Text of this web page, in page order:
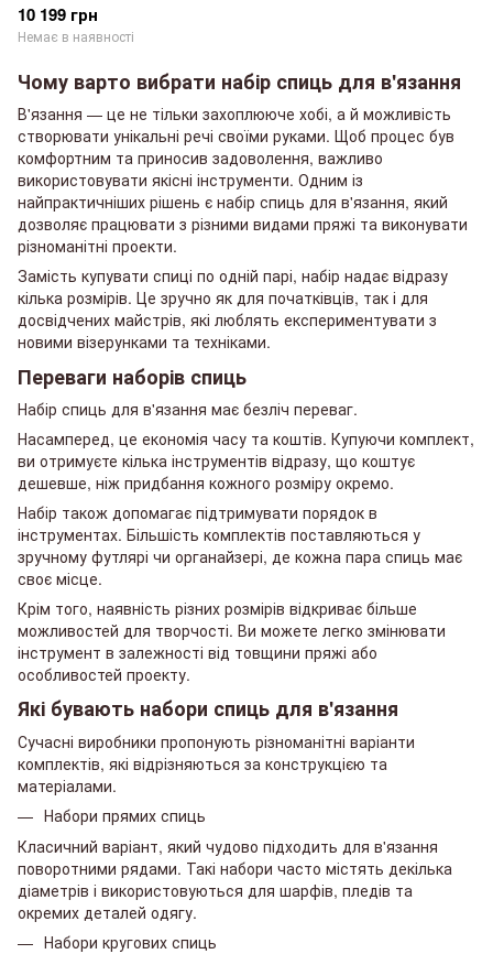
10 199 грн
Немає в наявності
Чому варто вибрати набір спиць для в'язання
В'язання — це не тільки захоплююче хобі, а й можливість
створювати унікальні речі своїми руками. Щоб процес був
комфортним та приносив задоволення, важливо
використовувати якісні інструменти. Одним із
найпрактичніших рішень є набір спиць для в'язання, який
дозволяє працювати з різними видами пряжі та виконувати
різноманітні проекти.
Замість купувати спиці по одній парі, набір надає відразу
кілька розмірів. Це зручно як для початківців, так і для
досвідчених майстрів, які люблять експериментувати з
новими візерунками та техніками.
Переваги наборів спиць
Набір спиць для в'язання має безліч переваг.
Насамперед, це економія часу та коштів. Купуючи комплект,
ви отримуєте кілька інструментів відразу, що коштує
дешевше, ніж придбання кожного розміру окремо.
Набір також допомагає підтримувати порядок в
інструментах. Більшість комплектів поставляються у
зручному футлярі чи органайзері, де кожна пара спиць має
своє місце.
Крім того, наявність різних розмірів відкриває більше
можливостей для творчості. Ви можете легко змінювати
інструмент в залежності від товщини пряжі або
особливостей проекту.
Які бувають набори спиць для в'язання
Сучасні виробники пропонують різноманітні варіанти
комплектів, які відрізняються за конструкцією та
матеріалами.
Набори прямих спиць
Класичний варіант, який чудово підходить для в'язання
поворотними рядами. Такі набори часто містять декілька
діаметрів і використовуються для шарфів, пледів та
окремих деталей одягу.
Набори кругових спиць